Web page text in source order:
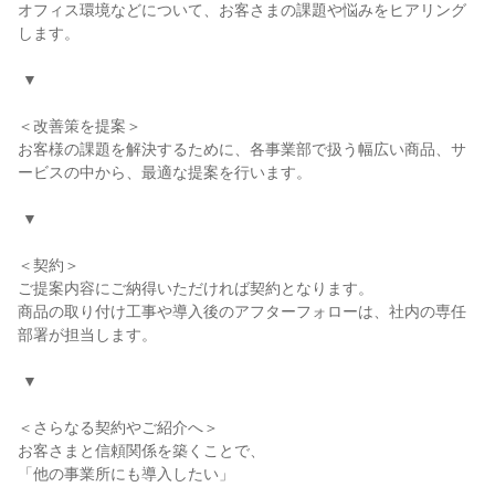
オフィス環境などについて、お客さまの課題や悩みをヒアリング
します。
＜改善策を提案＞
お客様の課題を解決するために、各事業部で扱う幅広い商品、サ
ービスの中から、最適な提案を行います。
＜契約＞
ご提案内容にご納得いただければ契約となります。
商品の取り付け工事や導入後のアフターフォローは、社内の専任
部署が担当します。
＜さらなる契約やご紹介へ＞
お客さまと信頼関係を築くことで、
「他の事業所にも導入したい」